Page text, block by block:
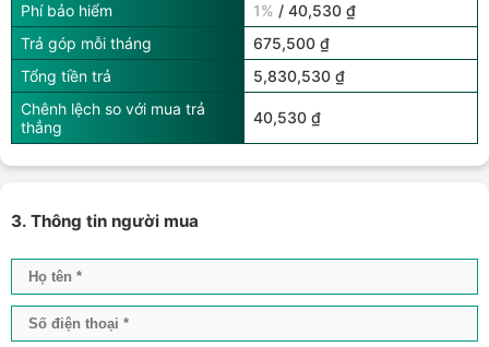
Phí bảo hiểm
1% / 40,530 ₫
Trả góp mỗi tháng
675,500 ₫
Tổng tiền trả
5,830,530 ₫
Chênh lệch so với mua trả
thẳng
40,530 ₫
3. Thông tin người mua